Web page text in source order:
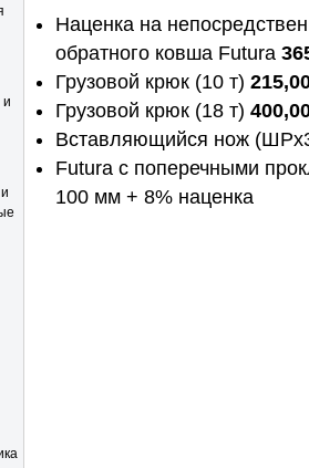
и
Наценка на
обратного ковша Futura
Грузовой крюк (10 т)
Грузовой крюк (18 т)
Вставляющийся нож
Futura с поперечными
100 мм + 8%